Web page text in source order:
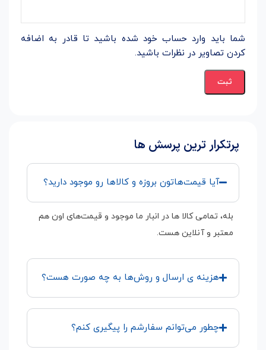
شما باید وارد حساب خود شده باشید تا قادر به اضافه
کردن تصاویر در نظرات باشید.
پرتکرار ترین پرسش ها
آیا قیمت‌هاتون بروزه و کالاها رو موجود دارید؟
بله، تمامی کالا ها در انبار ما موجود و قیمت‌های اون هم
معتبر و آنلاین هست.
هزینه ی ارسال و روش‌ها به چه صورت هست؟
چطور می‌توانم سفارشم را پیگیری کنم؟